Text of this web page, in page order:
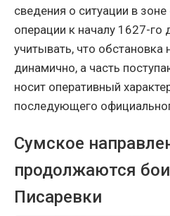
сведения о ситуации в
операции к началу 1627-го
учитывать, что обстановка
динамично, а часть
носит оперативный
последующего
Сумское
продолжаются
Писаревки